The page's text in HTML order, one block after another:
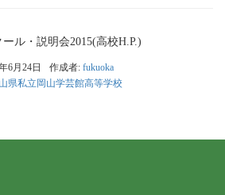
ル・説明会2015(高校H.P.)
6月24日 作成者: fukuoka
県私立岡山学芸館高等学校